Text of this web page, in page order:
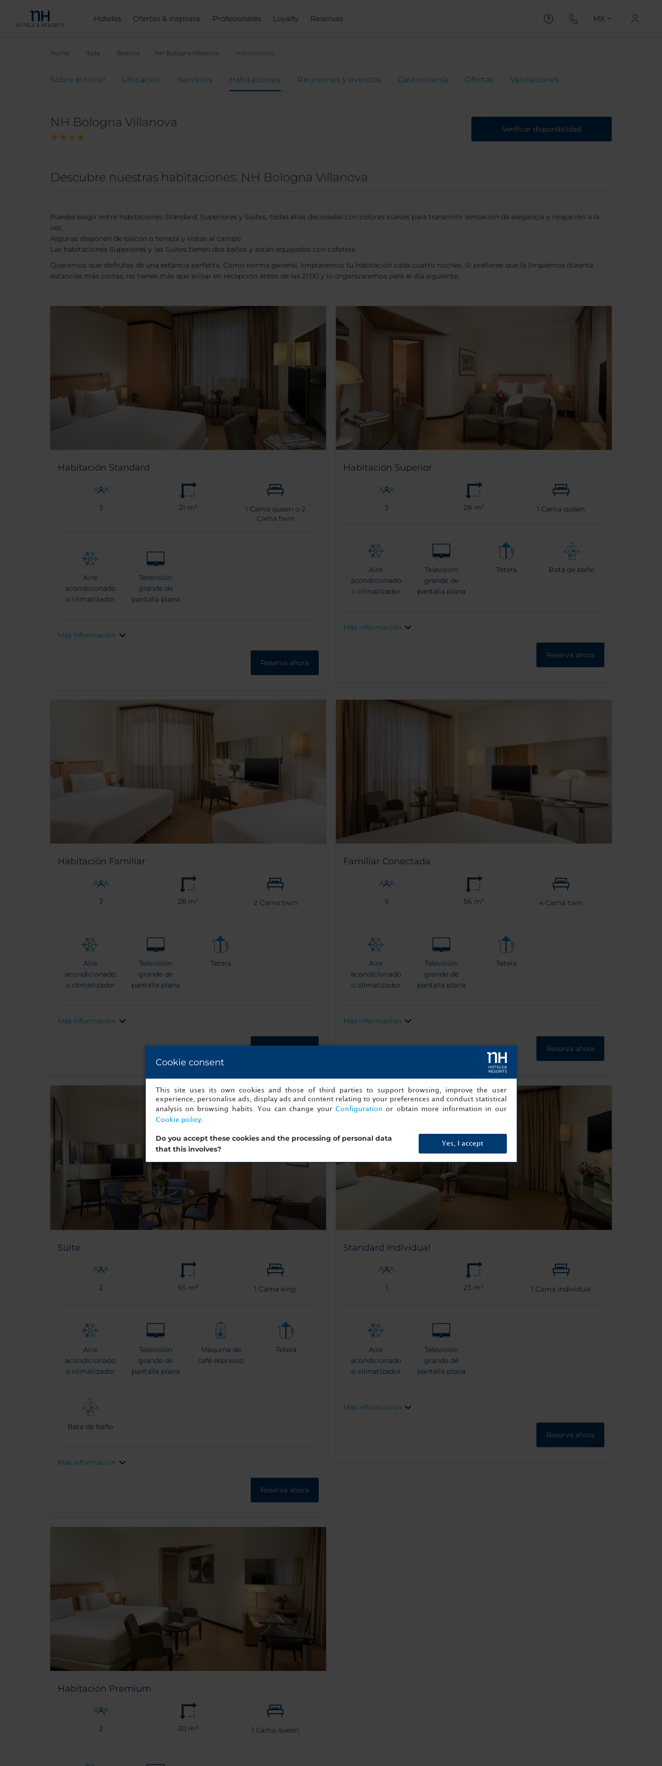
Hoteles Ofertas & inspírate Profesionales Loyalty Reservas MX
Home Italia Bolonia NH Bologna Villanova Habitaciones
Sobre el hotel Ubicación Servicios Habitaciones Reuniones y eventos Gastronomía Ofertas Valoraciones
NH Bologna Villanova Verificar disponibilidad
Descubre nuestras habitaciones: NH Bologna Villanova
Puedes elegir entre habitaciones Standard, Superiores y Suites, todas ellas decoradas con colores suaves para transmitir sensación de elegancia y relajación a la
vez.
Algunas disponen de balcón o terraza y vistas al campo.
Las habitaciones Superiores y las Suites tienen dos baños y están equipadas con cafetera.
Queremos que disfrutes de una estancia perfecta. Como norma general, limpiaremos tu habitación cada cuatro noches. Si prefieres que la limpiemos durante
estancias más cortas, no tienes más que avisar en recepción antes de las 21:00 y lo organizaremos para el día siguiente.
Habitación Standard
3 21 m² 1 Cama queen o 2
Cama twin
Aire
acondicionado
o climatizador
Televisión
grande de
pantalla plana
Más información
Reserva ahora
Habitación Superior
3 28 m² 1 Cama queen
Aire
acondicionado
o climatizador
Televisión
grande de
pantalla plana
Tetera Bata de baño
Más información
Reserva ahora
Habitación Familiar
3 28 m² 2 Cama twin
Aire
acondicionado
o climatizador
Televisión
grande de
pantalla plana
Tetera
Más información
Familiar Conectada
5 56 m² 4 Cama twin
Aire
acondicionado
o climatizador
Televisión
grande de
pantalla plana
Tetera
Más información
Reserva ahora
Suite
2 65 m² 1 Cama king
Aire
acondicionado
o climatizador
Televisión
grande de
pantalla plana
Máquina de
café espresso
Tetera
Bata de baño
Más información
Reserva ahora
Standard Individual
1 23 m² 1 Cama individual
Aire
acondicionado
o climatizador
Televisión
grande de
pantalla plana
Más información
Reserva ahora
Habitación Premium
2 30 m² 1 Cama queen
Cookie consent
This site uses its own cookies and those of third parties to support browsing, improve the user
experience, personalise ads, display ads and content relating to your preferences and conduct statistical
analysis on browsing habits. You can change your Configuration or obtain more information in our
Cookie policy.
Do you accept these cookies and the processing of personal data
that this involves?
Yes, I accept